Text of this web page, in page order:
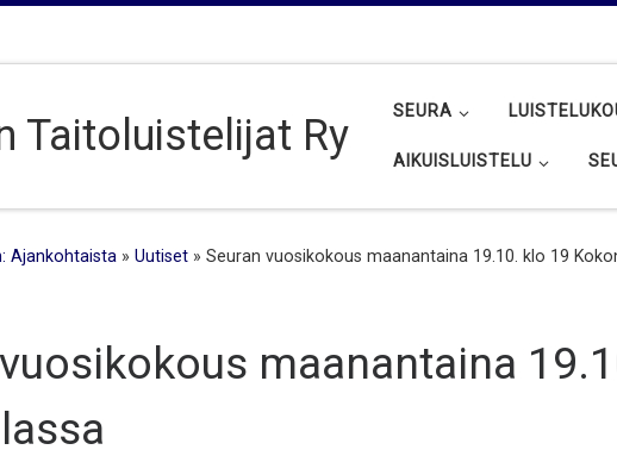
Taitoluistelijat Ry SEURA
AIKUISLUISTELU
Ajankohtaista » Uutiset » Seuran vuosikokous maanantaina 19.10. klo 19
maanantaina